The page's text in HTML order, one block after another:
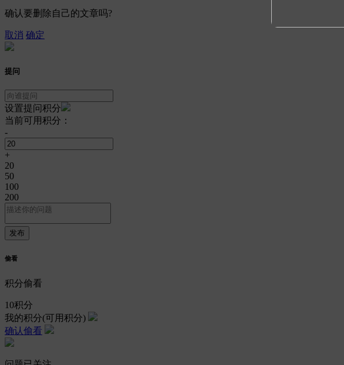
确认要删除自己的文章吗?
取消 确定
提问
设置提问积分
当前可用积分：
-
+
20
50
100
200
偷看
积分偷看
10积分
我的积分(可用积分)
确认偷看